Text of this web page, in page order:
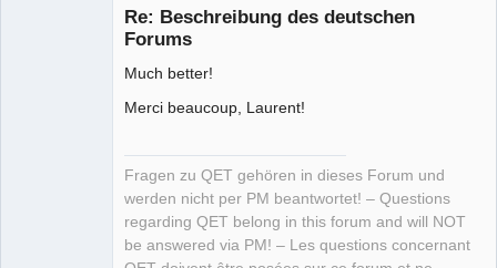
Re: Beschreibung des deutschen
Forums
Much better!
Merci beaucoup, Laurent!
Fragen zu QET gehören in dieses Forum und
werden nicht per PM beantwortet! – Questions
regarding QET belong in this forum and will NOT
be answered via PM! – Les questions concernant